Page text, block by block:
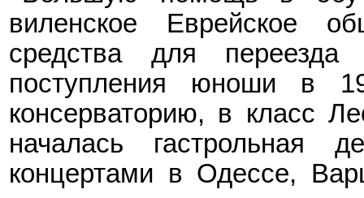
виленское Еврейское
средства для
поступления юноши в
консерваторию, в класс
началась гастрольная
концертами в Одессе,